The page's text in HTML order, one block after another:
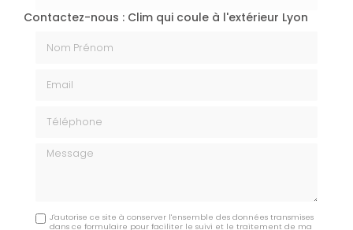
Contactez-nous : Clim qui coule à l'extérieur Lyon
Message
J'autorise ce site à conserver l'ensemble des données transmises
dans ce formulaire pour faciliter le suivi et le traitement de ma